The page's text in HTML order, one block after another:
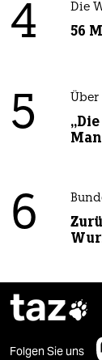
4 Die
56
5 Über
6
taz
Folgen Sie uns